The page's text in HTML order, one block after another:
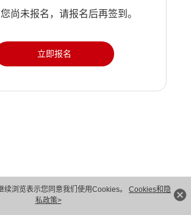
续浏览表示您同意我们使用Cookies。 Cookies和隐
私政策>
尚未报名，请报名后再签到。
立即报名